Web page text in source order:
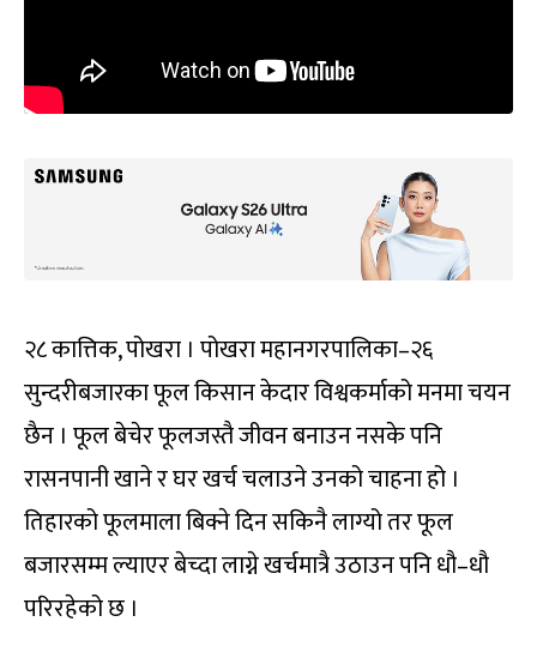
२८ कात्तिक, पोखरा । पोखरा महानगरपालिका–२६
सुन्दरीबजारका फूल किसान केदार विश्वकर्माको मनमा चयन
छैन । फूल बेचेर फूलजस्तै जीवन बनाउन नसके पनि
रासनपानी खाने र घर खर्च चलाउने उनको चाहना हो ।
तिहारको फूलमाला बिक्ने दिन सकिनै लाग्यो तर फूल
बजारसम्म ल्याएर बेच्दा लाग्ने खर्चमात्रै उठाउन पनि धौ–धौ
परिरहेको छ ।